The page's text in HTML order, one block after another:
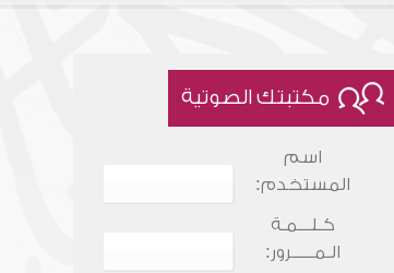
مكتبتك الصوتية
اسم
المستخدم:
كـلـــمـة
الـمـــــرور: